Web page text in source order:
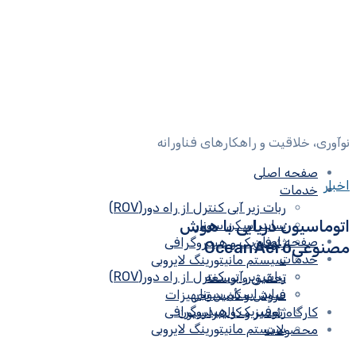
نوآوری، خلاقیت و راهکارهای فناورانه
صفحه اصلی
خدمات
ربات زیر آبی کنترل از راه دور(ROV)
ساید اسکن سونار
ژئوفیزیک و هیدروگرافی
سیستم مانیتورینگ لایروبی
تحقیق و توسعه
فروش و تأمین تجهیزات
کارگاه تعمیر و کالیبراسیون
محصولات
صفحه اصلی
خدمات
ربات زیر آبی کنترل از راه دور(ROV)
ساید اسکن سونار
ژئوفیزیک و هیدروگرافی
سیستم مانیتورینگ لایروبی
اخبار
اتوماسیون دریایی با هوش
مصنوعیOcean Aero